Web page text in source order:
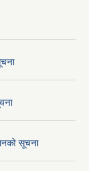
सूचना